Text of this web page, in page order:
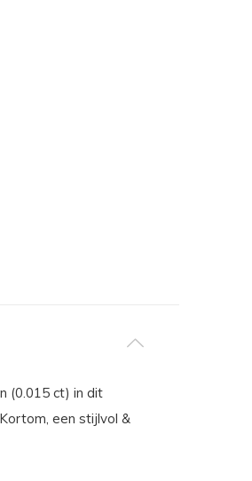
(0.015 ct) in dit
een stijlvol &